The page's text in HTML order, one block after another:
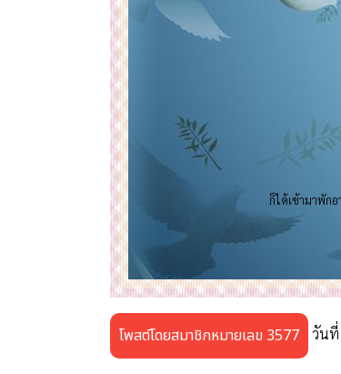
ก็ได้เข้ามาพัก
โพสต์โดยสมาชิกหมายเลข 3577 วันที่